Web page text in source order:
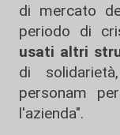
di mercato
periodo di
usati altri
di
personam
l'azienda".